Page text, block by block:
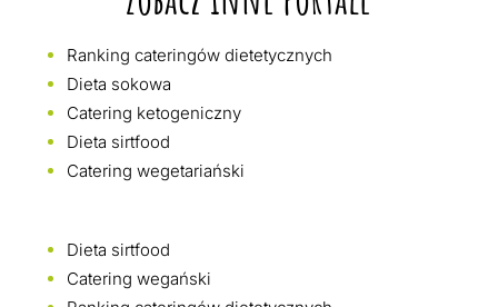
Ranking cateringów dietetycznych
Dieta sokowa
Catering ketogeniczny
Dieta sirtfood
Catering wegetariański
Dieta sirtfood
Catering wegański